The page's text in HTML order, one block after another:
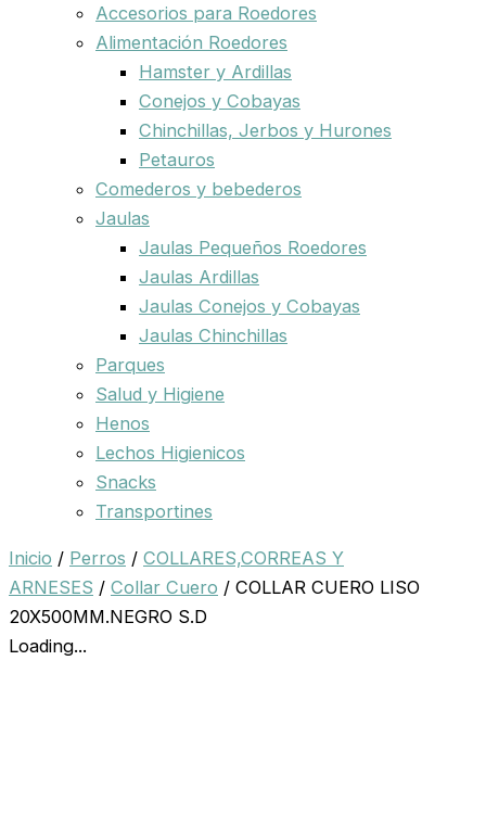
Accesorios para Roedores
Alimentación Roedores
Hamster y Ardillas
Conejos y Cobayas
Chinchillas, Jerbos y Hurones
Petauros
Comederos y bebederos
Jaulas
Jaulas Pequeños Roedores
Jaulas Ardillas
Jaulas Conejos y Cobayas
Jaulas Chinchillas
Parques
Salud y Higiene
Henos
Lechos Higienicos
Snacks
Transportines
Inicio / Perros / COLLARES,CORREAS Y
ARNESES / Collar Cuero / COLLAR CUERO LISO
20X500MM.NEGRO S.D
Loading...